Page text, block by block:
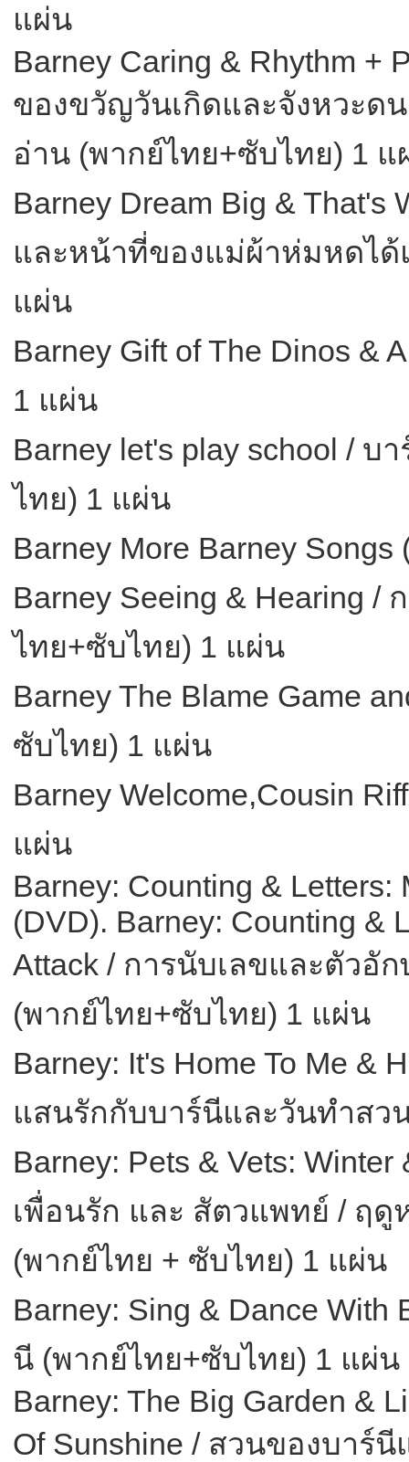
แผ่น
Barney Caring & Rhythm +
ของขวัญวันเกิดและจังหวะด
อ่าน (พากย์ไทย+ซับไทย) 1 แ
Barney Dream Big &
และหน้าที่ของแม่ผ้าห่มหดไ
แผ่น
Barney Gift of The Dinos &
1 แผ่น
Barney let's play school / บ
ไทย) 1 แผ่น
Barney More Barney
Barney Seeing & Hearing /
ไทย+ซับไทย) 1 แผ่น
Barney The Blame Game
ซับไทย) 1 แผ่น
Barney Welcome,Cousin
แผ่น
Barney: Counting & Letters:
(DVD). Barney: Counting &
Attack / การนับเลขและตัวอั
(พากย์ไทย+ซับไทย) 1 แผ่น
Barney: It's Home To Me &
แสนรักกับบาร์นีและวันทำสว
Barney: Pets & Vets:
เพื่อนรัก และ สัตวแพทย์ / ฤ
(พากย์ไทย + ซับไทย) 1 แผ่น
Barney: Sing & Dance
นี (พากย์ไทย+ซับไทย) 1 แผ่น
Barney: The Big Garden &
Of Sunshine / สวนของบาร์